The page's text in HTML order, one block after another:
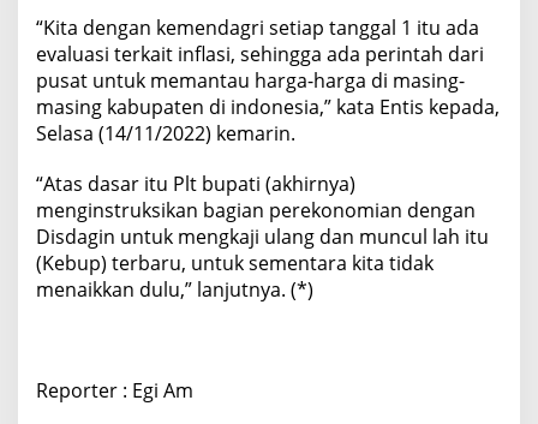
“Kita dengan kemendagri setiap tanggal 1 itu ada
evaluasi terkait inflasi, sehingga ada perintah dari
pusat untuk memantau harga-harga di masing-
masing kabupaten di indonesia,” kata Entis kepada,
Selasa (14/11/2022) kemarin.
“Atas dasar itu Plt bupati (akhirnya)
menginstruksikan bagian perekonomian dengan
Disdagin untuk mengkaji ulang dan muncul lah itu
(Kebup) terbaru, untuk sementara kita tidak
menaikkan dulu,” lanjutnya. (*)
Reporter : Egi Am